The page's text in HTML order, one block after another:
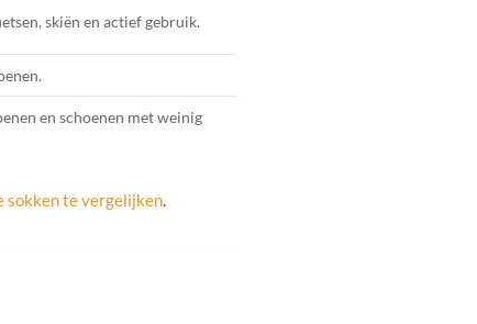
skiën en actief gebruik.
en schoenen met weinig
sokken te vergelijken.